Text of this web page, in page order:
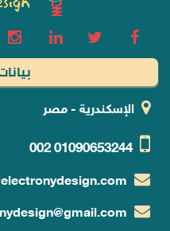
الإسكندرية - مصر
01090653244
002